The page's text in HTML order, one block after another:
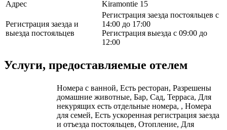
Адрес
Kiramontie 15
Регистрация заезда и
выезда постояльцев
Регистрация заезда постояльцев с
14:00 до 17:00
Регистрация выезда с 09:00 до
12:00
Услуги, предоставляемые отелем
Номера с ванной, Есть ресторан, Разрешены
домашние животные, Бар, Сад, Терраса, Для
некурящих есть отдельные номера, , Номера
для семей, Есть ускоренная регистрация заезда
и отъезда постояльцев, Отопление, Для